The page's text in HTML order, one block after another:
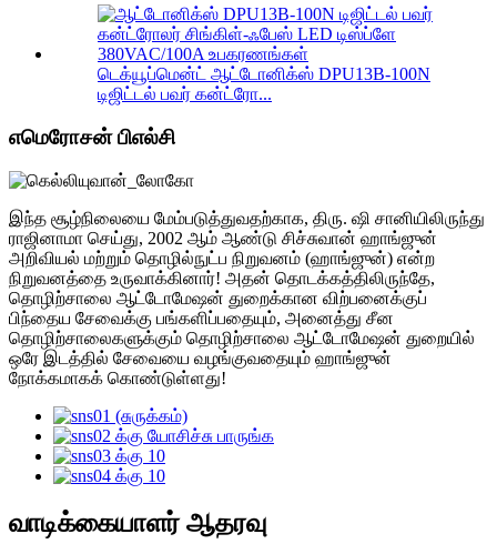
டெக்யூப்மென்ட் ஆட்டோனிக்ஸ் DPU13B-100N
டிஜிட்டல் பவர் கன்ட்ரோ...
எமெரோசன் பிஎல்சி
இந்த சூழ்நிலையை மேம்படுத்துவதற்காக, திரு. ஷி சானியிலிருந்து
ராஜினாமா செய்து, 2002 ஆம் ஆண்டு சிச்சுவான் ஹாங்ஜுன்
அறிவியல் மற்றும் தொழில்நுட்ப நிறுவனம் (ஹாங்ஜுன்) என்ற
நிறுவனத்தை உருவாக்கினார்! அதன் தொடக்கத்திலிருந்தே,
தொழிற்சாலை ஆட்டோமேஷன் துறைக்கான விற்பனைக்குப்
பிந்தைய சேவைக்கு பங்களிப்பதையும், அனைத்து சீன
தொழிற்சாலைகளுக்கும் தொழிற்சாலை ஆட்டோமேஷன் துறையில்
ஒரே இடத்தில் சேவையை வழங்குவதையும் ஹாங்ஜுன்
நோக்கமாகக் கொண்டுள்ளது!
வாடிக்கையாளர் ஆதரவு